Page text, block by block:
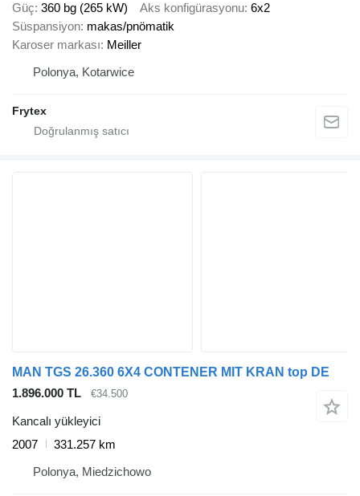
Güç 360 bg (265 kW) Aks konfigürasyonu 6x2
Süspansiyon makas/pnömatik
Karoser markası Meiller
Polonya, Kotarwice
Frytex
MAN TGS 26.360 6X4 CONTENER MIT KRAN top DE
1.896.000 TL
€34.500
Kancalı yükleyici
2007
331.257 km
Polonya, Miedzichowo